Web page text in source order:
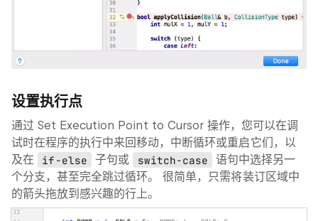
设置执行点
通过Set Execution Point to Cursor操作，您可以在调
试时在程序的执行中来回移动，中断循环或重启它们，以
及在
if-else 子句或 switch-case
语句中选择另一
个分支，甚至完全跳过循环。 很简单，只需将装订区域中
的箭头拖放到感兴趣的行上。